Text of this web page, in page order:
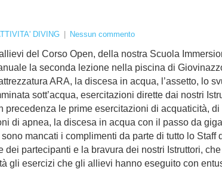
DIVING Nessun commento
del Corso Open, della nostra Scuola
la seconda lezione nella piscina di
ARA, la discesa in acqua, l’assetto, lo
sott’acqua, esercitazioni dirette dai nostri
precedenza le prime esercitazioni di acquaticità,
di apnea, la discesa in acqua con il passo da
mancati i complimenti da parte di tutto lo Staff
dei partecipanti e la bravura dei nostri Istruttori,
gli esercizi che gli allievi hanno eseguito con